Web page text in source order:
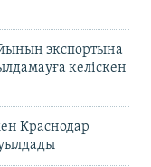
экспортына
келіскен
Краснодар